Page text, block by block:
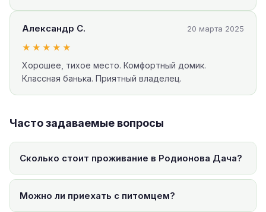
Александр С. 20 марта 2025
★★★★★
Хорошее, тихое место. Комфортный домик.
Классная банька. Приятный владелец.
Часто задаваемые вопросы
Сколько стоит проживание в Родионова Дача?
Можно ли приехать с питомцем?